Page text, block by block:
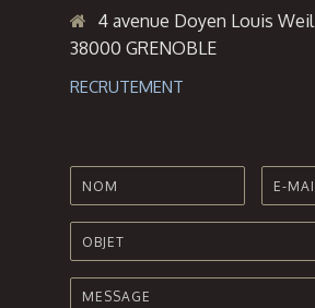
4 avenue Doyen Louis Weil
38000 GRENOBLE
RECRUTEMENT